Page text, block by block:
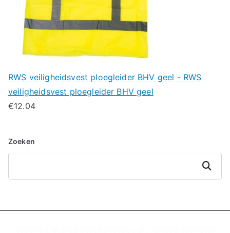
RWS veiligheidsvest ploegleider BHV geel - RWS
veiligheidsvest ploegleider BHV geel
€12.04
Zoeken
Zoeken